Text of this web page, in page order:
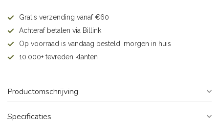
Gratis verzending vanaf €60
Achteraf betalen via Billink
Op voorraad is vandaag besteld, morgen in huis
10.000+ tevreden klanten
Productomschrijving
Specificaties